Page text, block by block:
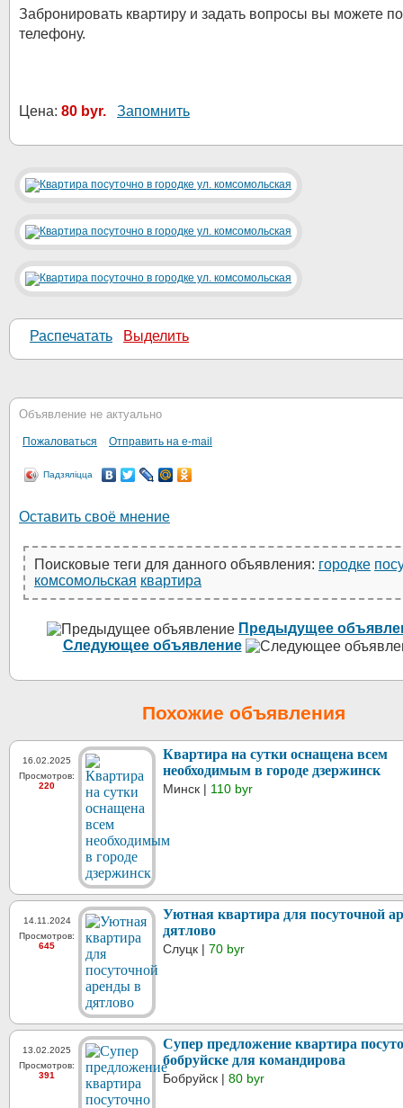
Забронировать квартиру и задать вопросы вы можете по
телефону.
Цена: 80 byr. Запомнить
Распечатать Выделить
Объявление не актуально
Пожаловаться Отправить на e-mail
Падзяліцца
Оставить своё мнение
Поисковые теги для данного объявления: городке
комсомольская квартира
Предыдущее
Следующее объявление
Похожие объявления
16.02.2025
Просмотров:
220
Квартира на сутки оснащена всем
необходимым в городе дзержинск
Минск | 110 byr
14.11.2024
Просмотров:
645
Уютная квартира для посуточной
дятлово
Слуцк | 70 byr
13.02.2025
Просмотров:
391
Супер предложение квартира
бобруйске для командирова
Бобруйск | 80 byr